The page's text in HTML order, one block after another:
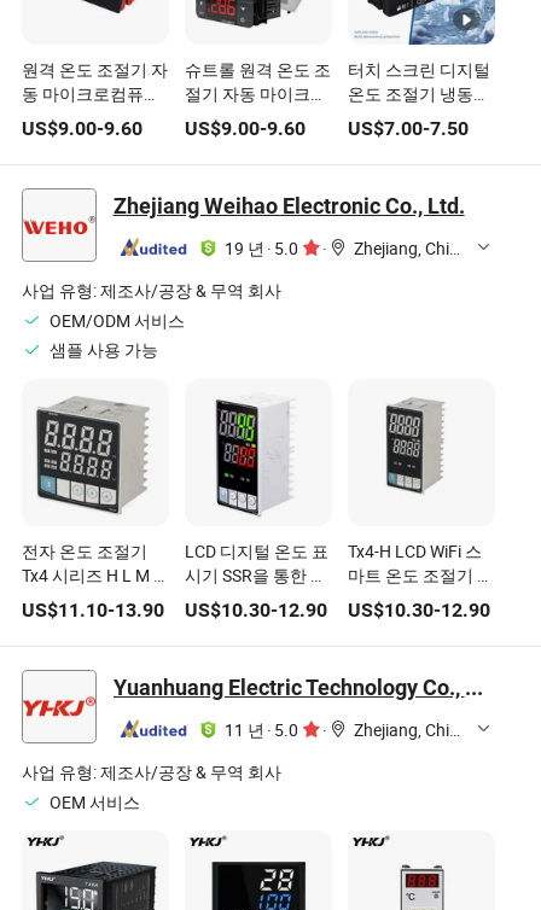
원격 온도 조절기 자
동 마이크로컴퓨터
냉각 부품 디지털 스
위치 온도 제어기
RoHS Stc-20X
US$9.00-9.60
슈트롤 원격 온도 조
절기 자동 마이크로
컴퓨터 디지털 온도
조절 스위치 온도 제
어 Stc-60cx
US$9.00-9.60
터치 스크린 디지털
온도 조절기 냉동실
냉장 난방 부품 Sh-
3b23
US$7.00-7.50
Zhejiang Weihao Electronic Co., Ltd.
19 년 · 5.0 ·
Zhejiang, China
사업 유형:제조사/공장 & 무역 회사
OEM/ODM 서비스
샘플 사용 가능
전자 온도 조절기
Tx4 시리즈 H L M S
W AC100-
240VAC/DC Tx4-L
디지털 PID 온도 조
절기 LED 온도계 온
도 조절기
US$11.10-13.90
LCD 디지털 온도 표
시기 SSR을 통한 맞
춤형 서모스탯 온도
컨트롤러 출력
US$10.30-12.90
Tx4-H LCD WiFi 스
마트 온도 조절기 기
능성 전기 스마트 바
닥 난방 온도 조절기
가정 난방용 디지털
US$10.30-12.90
Yuanhuang Electric Technology Co., Ltd.
11 년 · 5.0 ·
Zhejiang, China
사업 유형:제조사/공장 & 무역 회사
OEM 서비스